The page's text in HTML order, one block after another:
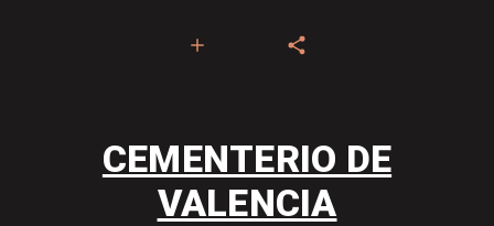
CEMENTERIO DE
VALENCIA